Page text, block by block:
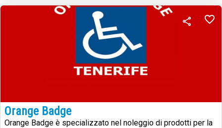
Orange Badge
Orange Badge è specializzato nel noleggio di prodotti per la